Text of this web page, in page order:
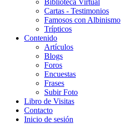
Cartas - Testimonios
Famosos con Albinismo
Trípticos
Contenido
Artículos
Blogs
Foros
Encuestas
Frases
Subir Foto
Libro de Visitas
Contacto
Inicio de sesión